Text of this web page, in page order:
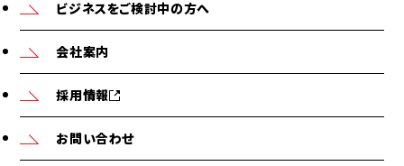
ビジネスをご検討中の方へ
会社案内
採用情報
お問い合わせ